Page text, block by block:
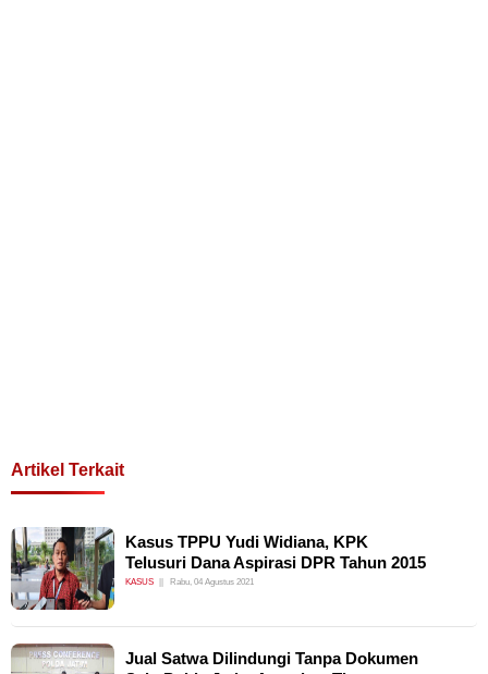
Artikel Terkait
Kasus TPPU Yudi Widiana, KPK
Telusuri Dana Aspirasi DPR Tahun 2015
KASUS Rabu, 04 Agustus 2021
Jual Satwa Dilindungi Tanpa Dokumen